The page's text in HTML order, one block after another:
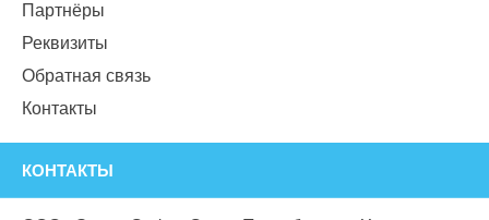
Партнёры
Реквизиты
Обратная связь
Контакты
КОНТАКТЫ